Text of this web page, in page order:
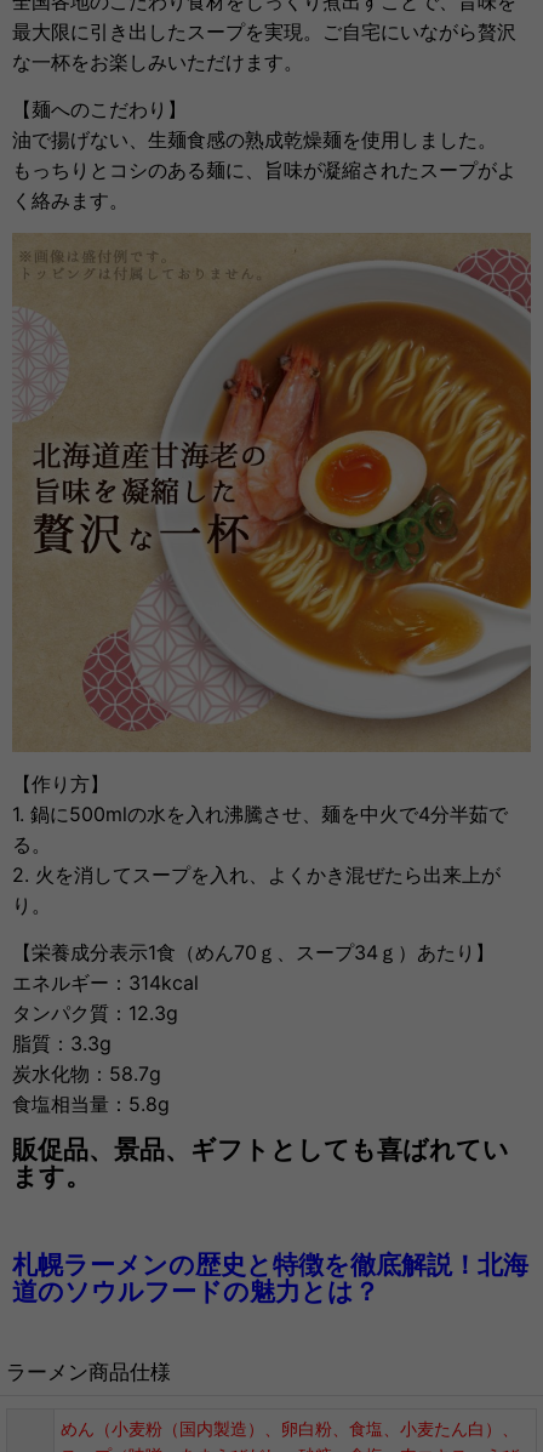
最大限に引き出したスープを実現。ご自宅にいながら贅沢
な一杯をお楽しみいただけます。
【麺へのこだわり】
油で揚げない、生麺食感の熟成乾燥麺を使用しました。
もっちりとコシのある麺に、旨味が凝縮されたスープがよ
く絡みます。
【作り方】
1. 鍋に500mlの水を入れ沸騰させ、麺を中火で4分半茹で
る。
2. 火を消してスープを入れ、よくかき混ぜたら出来上が
り。
【栄養成分表示1食（めん70ｇ、スープ34ｇ）あたり】
エネルギー：314kcal
タンパク質：12.3g
脂質：3.3g
炭水化物：58.7g
食塩相当量：5.8g
販促品、景品、ギフトとしても喜ばれてい
ます。
札幌ラーメンの歴史と特徴を徹底解説！北海
道のソウルフードの魅力とは？
ラーメン商品仕様
めん（小麦粉（国内製造）、卵白粉、食塩、小麦たん白）、